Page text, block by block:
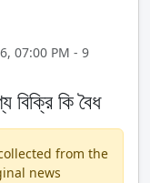
07:00 PM - 9
বিক্রি কি বৈধ
from the
news